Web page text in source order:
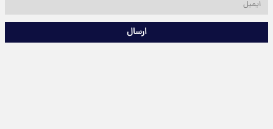
ارسال